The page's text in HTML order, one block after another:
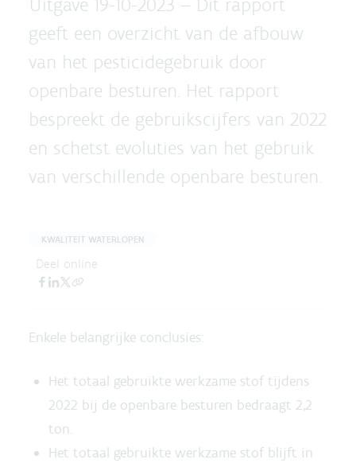
geeft een overzicht van de afbouw
van het pesticidegebruik door
openbare besturen. Het rapport
bespreekt de gebruikscijfers van 2022
en schetst evoluties van het gebruik
van verschillende openbare besturen.
KWALITEIT WATERLOPEN
Deel online
Enkele belangrijke conclusies:
Het totaal gebruikte werkzame stof tijdens
2022 bij de openbare besturen bedraagt 2,2
ton.
Het totaal gebruikte werkzame stof blijft in